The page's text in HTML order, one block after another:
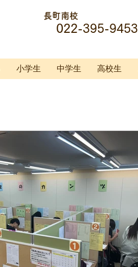
022-395-9453
長町南校
小学生 中学生 高校生